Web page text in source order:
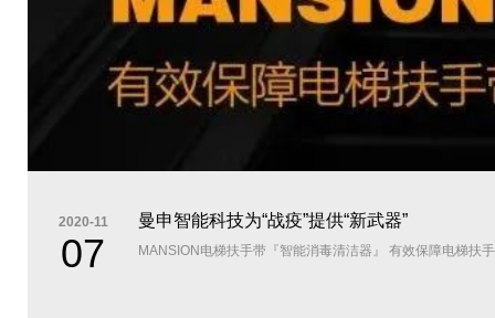
曼申智能科技为“战疫”提供“新武器”
2020-11
07 MANSION电梯扶手带『智能消毒清洁器』 有效保障电梯扶